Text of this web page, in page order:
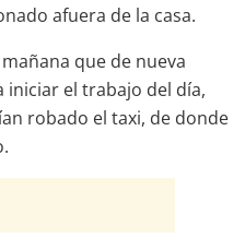
afuera de la casa.
que de nueva
iniciar el trabajo del día,
robado el taxi, de donde